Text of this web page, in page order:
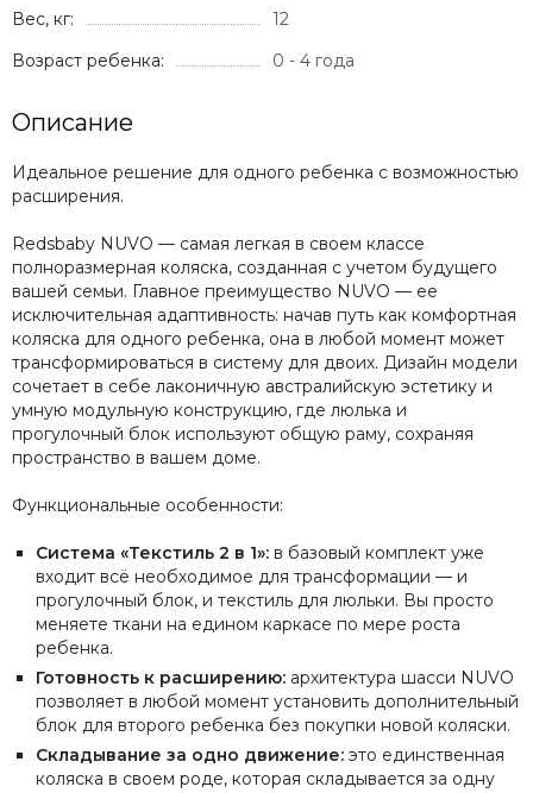
Вес, кг:
12
Возраст ребенка:
0 - 4 года
Описание
Идеальное решение для одного ребенка с возможностью
расширения.
Redsbaby NUVO — самая легкая в своем классе
полноразмерная коляска, созданная с учетом будущего
вашей семьи. Главное преимущество NUVO — ее
исключительная адаптивность: начав путь как комфортная
коляска для одного ребенка, она в любой момент может
трансформироваться в систему для двоих. Дизайн модели
сочетает в себе лаконичную австралийскую эстетику и
умную модульную конструкцию, где люлька и
прогулочный блок используют общую раму, сохраняя
пространство в вашем доме.
Функциональные особенности:
Система «Текстиль 2 в 1»: в базовый комплект уже
входит всё необходимое для трансформации — и
прогулочный блок, и текстиль для люльки. Вы просто
меняете ткани на едином каркасе по мере роста
ребенка.
Готовность к расширению: архитектура шасси NUVO
позволяет в любой момент установить дополнительный
блок для второго ребенка без покупки новой коляски.
Складывание за одно движение: это единственная
коляска в своем роде, которая складывается за одну